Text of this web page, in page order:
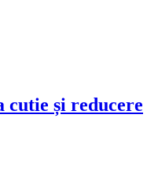
cutie și reducere